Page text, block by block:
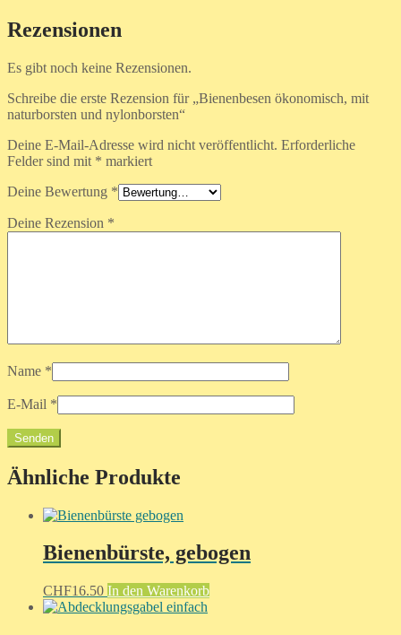
Rezensionen
Es gibt noch keine Rezensionen.
Schreibe die erste Rezension für „Bienenbesen ökonomisch, mit
naturborsten und nylonborsten“
Deine E-Mail-Adresse wird nicht veröffentlicht. Erforderliche
Felder sind mit * markiert
Deine Bewertung *
Deine Rezension *
Name *
E-Mail *
Ähnliche Produkte
Bienenbürste, gebogen
CHF16.50 In den Warenkorb